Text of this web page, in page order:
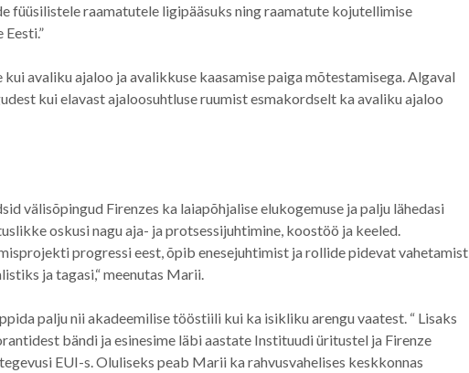
füüsilistele raamatutele ligipääsuks ning raamatute kojutellimise
avaliku ajaloo ja avalikkuse kaasamise paiga mõtestamisega. Algaval
kui elavast ajaloosuhtluse ruumist esmakordselt ka avaliku ajaloo
välisõpingud Firenzes ka laiapõhjalise elukogemuse ja palju lähedasi
oskusi nagu aja- ja protsessijuhtimine, koostöö ja keeled.
progressi eest, õpib enesejuhtimist ja rollide pidevat vahetamist
ja tagasi,“ meenutas Marii.
palju nii akadeemilise tööstiili kui ka isikliku arengu vaatest. “ Lisaks
bändi ja esinesime läbi aastate Instituudi üritustel ja Firenze
EUI-s. Oluliseks peab Marii ka rahvusvahelises keskkonnas